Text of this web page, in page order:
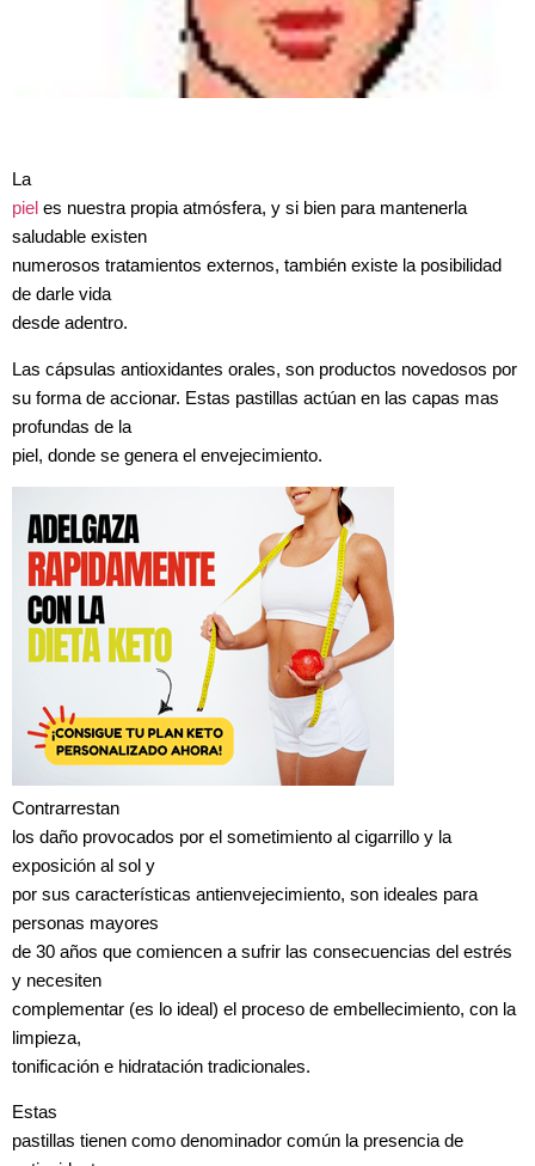
La
piel es nuestra propia atmósfera, y si bien para mantenerla
saludable existen
numerosos tratamientos externos, también existe la posibilidad
de darle vida
desde adentro.
Las cápsulas antioxidantes orales, son productos novedosos por
su forma de accionar. Estas pastillas actúan en las capas mas
profundas de la
piel, donde se genera el envejecimiento.
Contrarrestan
los daño provocados por el sometimiento al cigarrillo y la
exposición al sol y
por sus características antienvejecimiento, son ideales para
personas mayores
de 30 años que comiencen a sufrir las consecuencias del estrés
y necesiten
complementar (es lo ideal) el proceso de embellecimiento, con la
limpieza,
tonificación e hidratación tradicionales.
Estas
pastillas tienen como denominador común la presencia de